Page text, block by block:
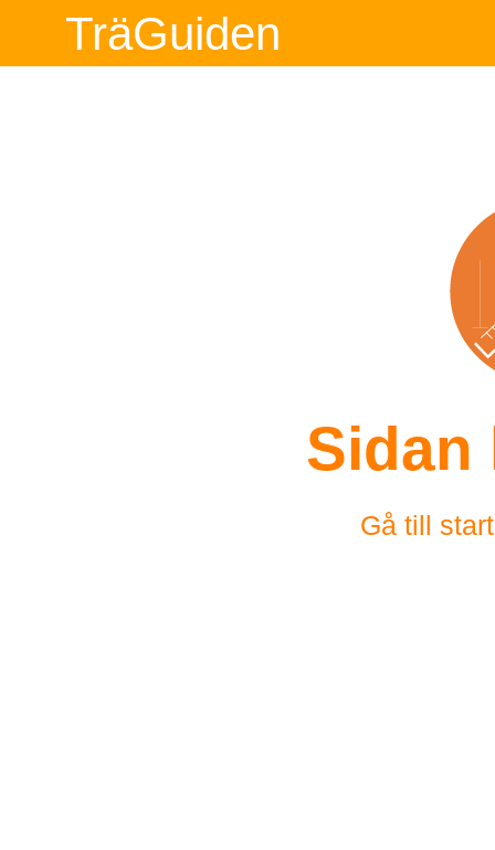
TräGuiden
Sidan
Gå till